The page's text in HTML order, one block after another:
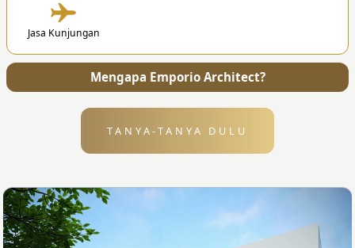
Setelah desain selesai, kami akan mengirimkan
semua file dan gambar kerja ke alamat Anda.
Jasa Kunjungan
Mengapa Emporio Architect?
TANYA-TANYA DULU